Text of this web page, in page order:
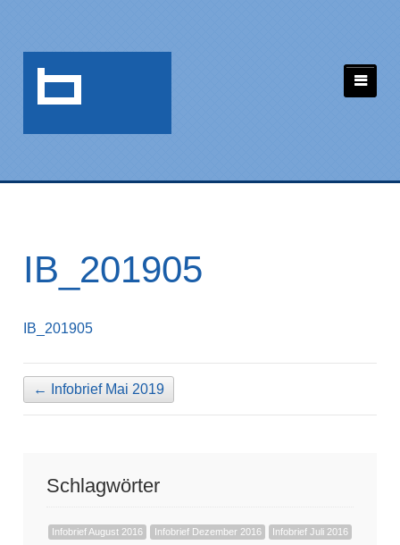
IB_201905
IB_201905
← Infobrief Mai 2019
Schlagwörter
Infobrief August 2016 Infobrief Dezember 2016 Infobrief Juli 2016